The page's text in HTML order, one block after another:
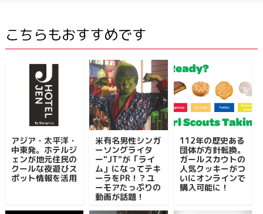
こちらもおすすめです
アジア・太平洋・
中東発。ホテルジ
ェンが地元住民の
クールな夜遊びス
ポット情報を活用
米有名男性シンガ
ーソングライタ
ー"JT"が「ライ
ム」になってテキ
ーラをPR！？ユ
ーモアたっぷりの
動画が話題！
112年の歴史ある
団体が方針転換。
ガールスカウトの
人気クッキーがつ
いにオンラインで
購入可能に！